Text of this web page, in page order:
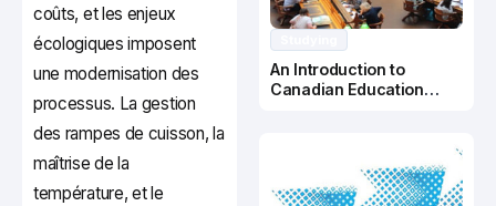
coûts, et les enjeux
écologiques imposent
une modernisation des
processus. La gestion
des rampes de cuisson, la
maîtrise de la
température, et le
An Introduction to
Canadian Education